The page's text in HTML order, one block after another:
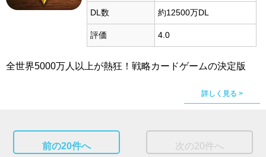
DL数 約12500万DL
評価 4.0
全世界5000万人以上が熱狂！戦略カードゲームの決定版
詳しく見る >
前の20件へ 次の20件へ